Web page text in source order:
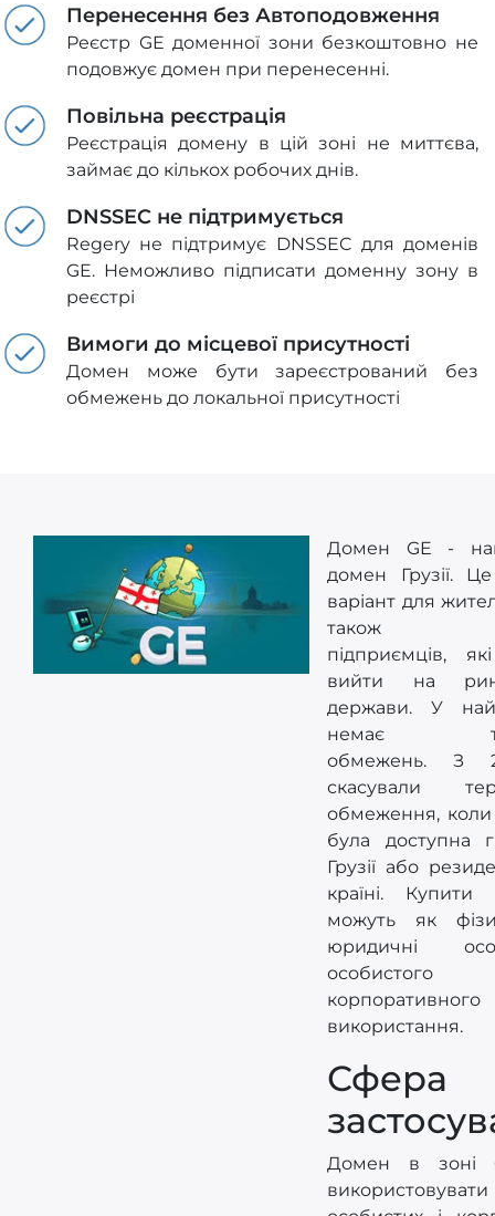
Перенесення без Автоподовження
Реєстр GE доменної зони безкоштовно не
подовжує домен при перенесенні.
Повільна реєстрація
Реєстрація домену в цій зоні не миттєва,
займає до кількох робочих днів.
DNSSEC не підтримується
Regery не підтримує DNSSEC для доменів
GE. Неможливо підписати доменну зону в
реєстрі
Вимоги до місцевої присутності
Домен може бути зареєстрований без
обмежень до локальної присутності
Домен GE -
домен Грузії.
варіант для
також
підприємців,
вийти на
держави. У
немає
обмежень. З
скасували
обмеження, коли
була доступна
Грузії або
країні.
можуть як
юридичні
корпоративного
використання.
Сфера
Домен в зоні